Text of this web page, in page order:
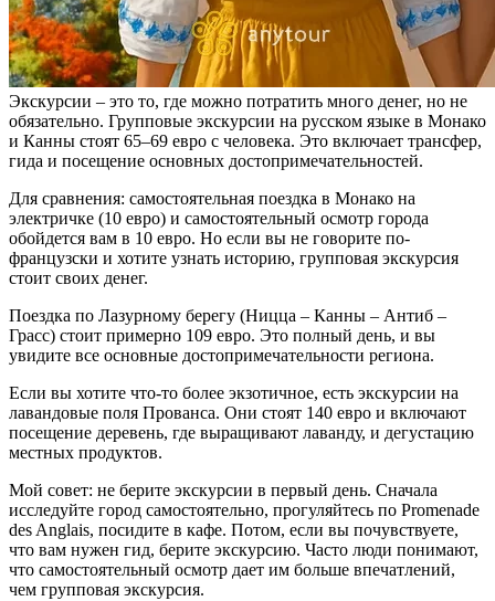
Экскурсии – это то, где можно потратить много денег, но не
обязательно. Групповые экскурсии на русском языке в Монако
и Канны стоят 65–69 евро с человека. Это включает трансфер,
гида и посещение основных достопримечательностей.
Для сравнения: самостоятельная поездка в Монако на
электричке (10 евро) и самостоятельный осмотр города
обойдется вам в 10 евро. Но если вы не говорите по-
французски и хотите узнать историю, групповая экскурсия
стоит своих денег.
Поездка по Лазурному берегу (Ницца – Канны – Антиб –
Грасс) стоит примерно 109 евро. Это полный день, и вы
увидите все основные достопримечательности региона.
Если вы хотите что-то более экзотичное, есть экскурсии на
лавандовые поля Прованса. Они стоят 140 евро и включают
посещение деревень, где выращивают лаванду, и дегустацию
местных продуктов.
Мой совет: не берите экскурсии в первый день. Сначала
исследуйте город самостоятельно, прогуляйтесь по Promenade
des Anglais, посидите в кафе. Потом, если вы почувствуете,
что вам нужен гид, берите экскурсию. Часто люди понимают,
что самостоятельный осмотр дает им больше впечатлений,
чем групповая экскурсия.